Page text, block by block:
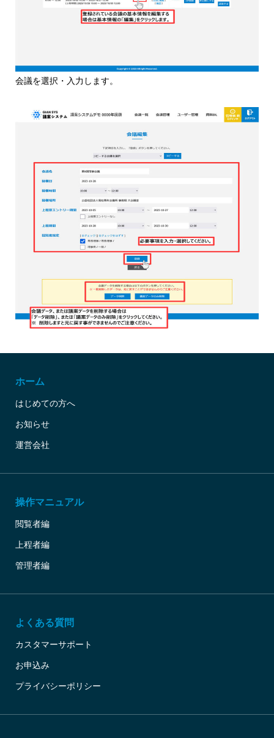
会議を選択・入力します。
ホーム
はじめての方へ
お知らせ
運営会社
操作マニュアル
閲覧者編
上程者編
管理者編
よくある質問
カスタマーサポート
お申込み
プライバシーポリシー